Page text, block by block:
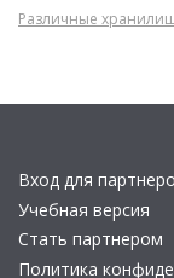
Различные
Вход для
Учебная версия
Стать партнером
Политика